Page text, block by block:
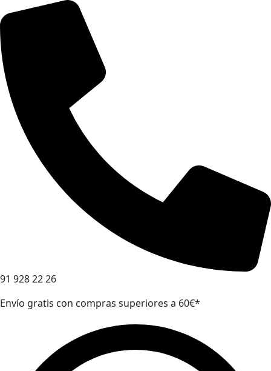
91 928 22 26
Envío gratis con compras superiores a 60€*